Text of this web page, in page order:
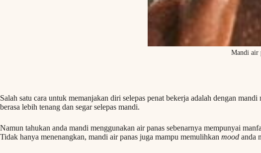
Mandi air
Salah satu cara untuk memanjakan diri selepas penat bekerja adalah dengan
berasa lebih tenang dan segar selepas mandi.
Namun tahukan anda mandi menggunakan air panas sebenarnya mempunyai
Tidak hanya menenangkan, mandi air panas juga mampu memulihkan mood anda